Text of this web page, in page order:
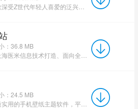
西五街软件是一款深受Z世代年轻人喜爱的泛兴趣社区应用，由北京五街科技有限公司打造，专注美妆测评与兴趣社...
：36.8 MB
：24.5 MB
超萌鸭是一款优质实用的手机壁纸主题软件，平台汇聚海量高清壁纸资源，涵盖丰富多元的风格与类型，能够充分满足...